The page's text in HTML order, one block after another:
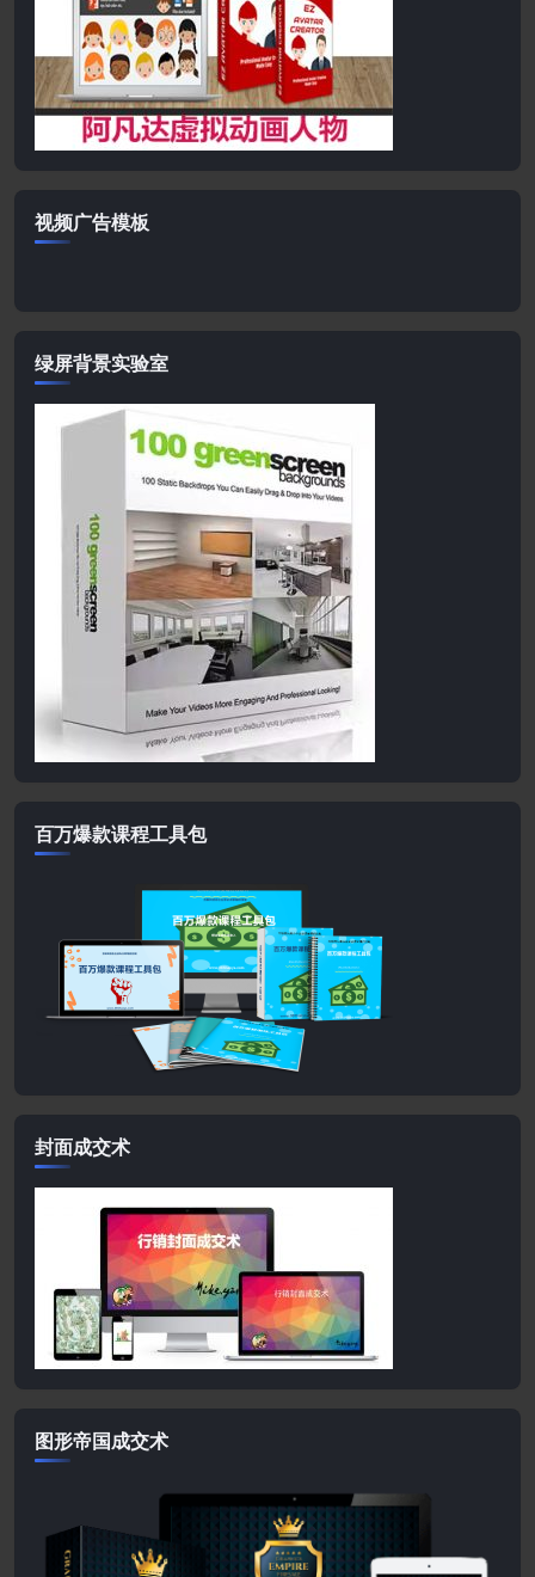
视频广告模板
绿屏背景实验室
百万爆款课程工具包
封面成交术
图形帝国成交术